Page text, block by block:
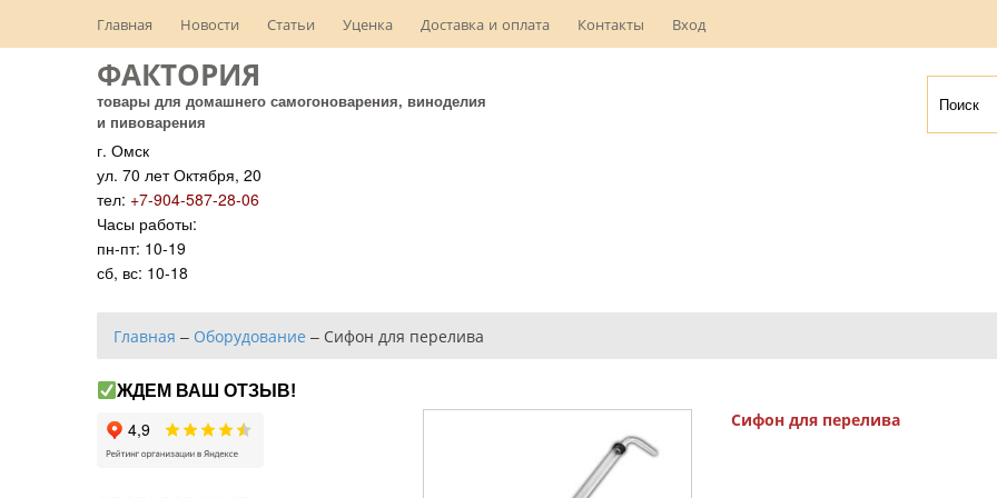
Главная Новости Статьи Уценка Доставка и оплата Контакты Вход
ФАКТОРИЯ
товары для домашнего самогоноварения, виноделия
и пивоварения
г. Омск
ул. 70 лет Октября, 20
тел: +7-904-587-28-06
Часы работы:
пн-пт: 10-19
сб, вс: 10-18
Главная – Оборудование – Сифон для перелива
Сифон для перелива
ЖДЕМ ВАШ ОТЗЫВ!